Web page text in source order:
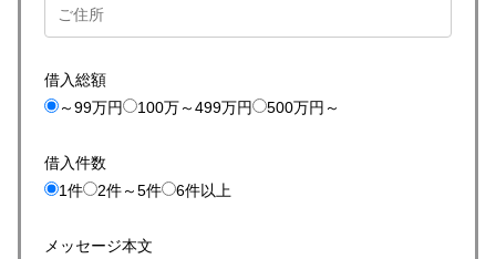
借入総額
～99万円
100万～499万円 500万円～
借入件数
1件
2件～5件 6件以上
メッセージ本文